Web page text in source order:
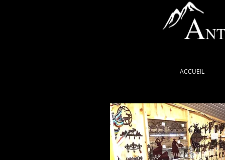
A
ACCUEIL